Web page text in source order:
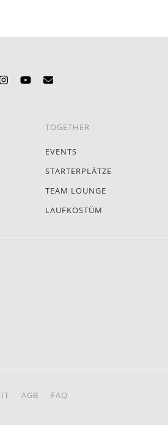
TOGETHER
EVENTS
STARTERPLÄTZE
TEAM LOUNGE
LAUFKOSTÜM
AGB
FAQ